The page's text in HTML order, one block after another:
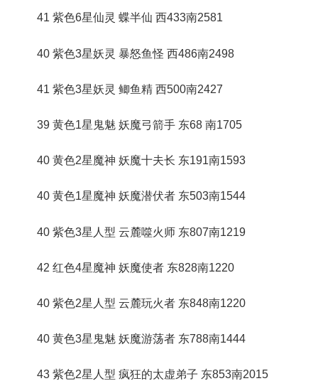
41 紫色6星仙灵 蝶半仙 西433南2581
40 紫色3星妖灵 暴怒鱼怪 西486南2498
41 紫色3星妖灵 鲫鱼精 西500南2427
39 黄色1星鬼魅 妖魔弓箭手 东68 南1705
40 黄色2星魔神 妖魔十夫长 东191南1593
40 黄色1星魔神 妖魔潜伏者 东503南1544
40 紫色3星人型 云麓噬火师 东807南1219
42 红色4星魔神 妖魔使者 东828南1220
40 紫色2星人型 云麓玩火者 东848南1220
40 黄色3星鬼魅 妖魔游荡者 东788南1444
43 紫色2星人型 疯狂的太虚弟子 东853南2015